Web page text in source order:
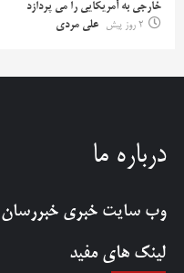
خارجی به آمریکایی را می پردازد
2 روز پیش
علی مردی
درباره ما
وب سایت خبری خبررسان
لینک های مفید